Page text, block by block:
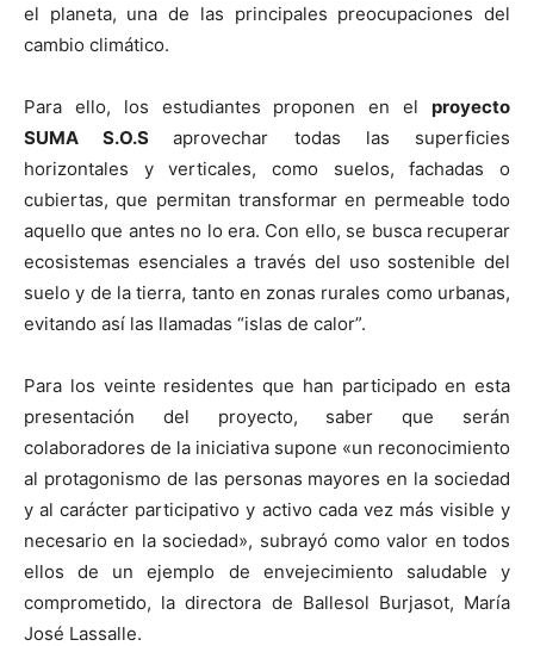
el planeta, una de las principales preocupaciones del
cambio climático.
Para ello, los estudiantes proponen en el proyecto
SUMA S.O.Saprovechar todas las superficies
horizontales y verticales, como suelos, fachadas o
cubiertas, que permitan transformar en permeable todo
aquello que antes no lo era. Con ello, se busca recuperar
ecosistemas esenciales a través del uso sostenible del
suelo y de la tierra, tanto en zonas rurales como urbanas,
evitando así las llamadas “islas de calor”.
Para los veinte residentes que han participado en esta
presentación del proyecto, saber que serán
colaboradores de la iniciativa supone «un reconocimiento
al protagonismo de las personas mayores en la sociedad
y al carácter participativo y activo cada vez más visible y
necesario en la sociedad», subrayó como valor en todos
ellos de un ejemplo de envejecimiento saludable y
comprometido, la directora de Ballesol Burjasot, María
José Lassalle.